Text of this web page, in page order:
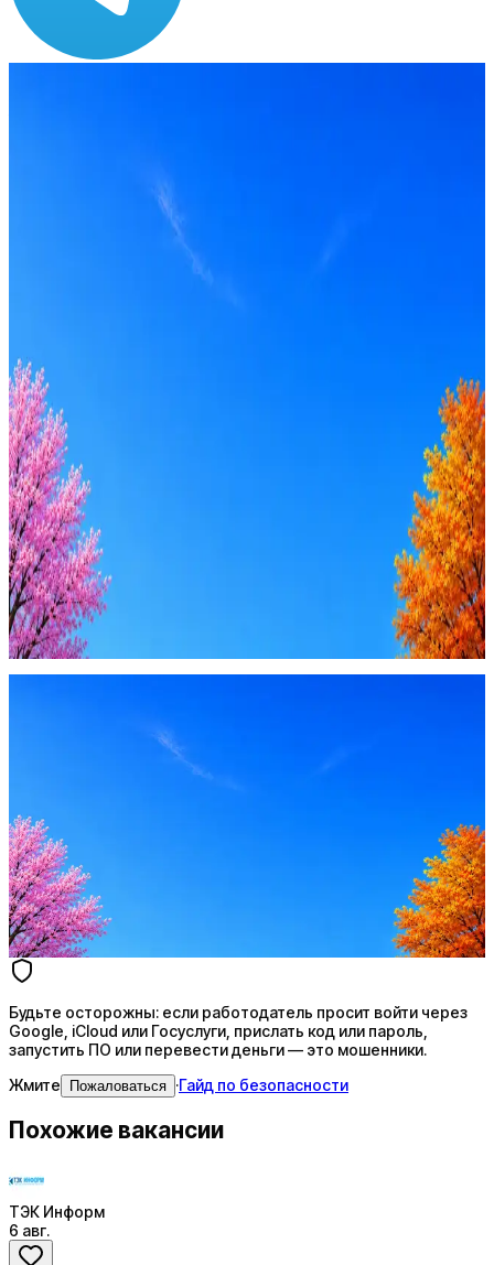
Оффер быстрее с Эйч
Будьте осторожны: если работодатель просит войти через
Google, iCloud или Госуслуги, прислать код или пароль,
запустить ПО или перевести деньги — это мошенники.
Жмите Пожаловаться
Стратегия поиска с AI: рынки, позиции, вилка, каналы
Будьте осторожны: если работодатель просит войти через
Google, iCloud или Госуслуги, прислать код или пароль,
запустить ПО или перевести деньги — это мошенники.
Жмите
Пожаловаться ·Гайд по безопасности
Похожие вакансии
ТЭК Информ
6 авг.